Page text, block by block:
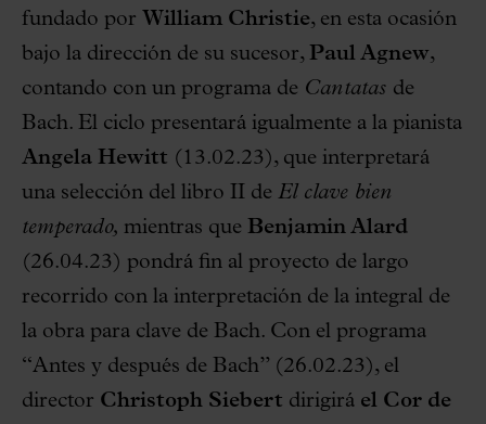
fundado por William Christie, en esta ocasión
bajo la dirección de su sucesor, Paul Agnew,
contando con un programa de Cantatas de
Bach. El ciclo presentará igualmente a la pianista
Angela Hewitt (13.02.23), que interpretará
una selección del libro II de El clave bien
temperado, mientras que Benjamin Alard
(26.04.23) pondrá fin al proyecto de largo
recorrido con la interpretación de la integral de
la obra para clave de Bach. Con el programa
“Antes y después de Bach” (26.02.23), el
director Christoph Siebert dirigirá el Cor de